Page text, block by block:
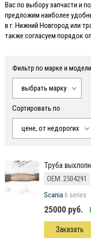
Вас по выбору запчасти и
предложим наиболее
в г. Нижний Новгород или
также согласуем порядок
Фильтр по марке и
выбрать марку
Сортировать по
цене, от недорогих
Труба
ОЕМ: 2504291
Scania6 series
25000 руб.
Заказать